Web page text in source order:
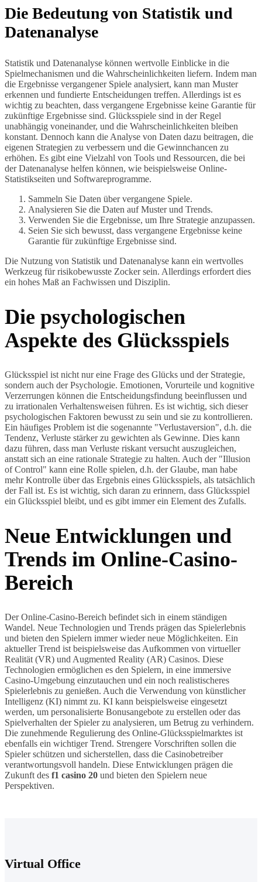
Die Bedeutung von Statistik und
Datenanalyse
Statistik und Datenanalyse können wertvolle Einblicke in die
Spielmechanismen und die Wahrscheinlichkeiten liefern. Indem man
die Ergebnisse vergangener Spiele analysiert, kann man Muster
erkennen und fundierte Entscheidungen treffen. Allerdings ist es
wichtig zu beachten, dass vergangene Ergebnisse keine Garantie für
zukünftige Ergebnisse sind. Glücksspiele sind in der Regel
unabhängig voneinander, und die Wahrscheinlichkeiten bleiben
konstant. Dennoch kann die Analyse von Daten dazu beitragen, die
eigenen Strategien zu verbessern und die Gewinnchancen zu
erhöhen. Es gibt eine Vielzahl von Tools und Ressourcen, die bei
der Datenanalyse helfen können, wie beispielsweise Online-
Statistikseiten und Softwareprogramme.
Sammeln Sie Daten über vergangene Spiele.
Analysieren Sie die Daten auf Muster und Trends.
Verwenden Sie die Ergebnisse, um Ihre Strategie anzupassen.
Seien Sie sich bewusst, dass vergangene Ergebnisse keine
Garantie für zukünftige Ergebnisse sind.
Die Nutzung von Statistik und Datenanalyse kann ein wertvolles
Werkzeug für risikobewusste Zocker sein. Allerdings erfordert dies
ein hohes Maß an Fachwissen und Disziplin.
Die psychologischen
Aspekte des Glücksspiels
Glücksspiel ist nicht nur eine Frage des Glücks und der Strategie,
sondern auch der Psychologie. Emotionen, Vorurteile und kognitive
Verzerrungen können die Entscheidungsfindung beeinflussen und
zu irrationalen Verhaltensweisen führen. Es ist wichtig, sich dieser
psychologischen Faktoren bewusst zu sein und sie zu kontrollieren.
Ein häufiges Problem ist die sogenannte "Verlustaversion", d.h. die
Tendenz, Verluste stärker zu gewichten als Gewinne. Dies kann
dazu führen, dass man Verluste riskant versucht auszugleichen,
anstatt sich an eine rationale Strategie zu halten. Auch der "Illusion
of Control" kann eine Rolle spielen, d.h. der Glaube, man habe
mehr Kontrolle über das Ergebnis eines Glücksspiels, als tatsächlich
der Fall ist. Es ist wichtig, sich daran zu erinnern, dass Glücksspiel
ein Glücksspiel bleibt, und es gibt immer ein Element des Zufalls.
Neue Entwicklungen und
Trends im Online-Casino-
Bereich
Der Online-Casino-Bereich befindet sich in einem ständigen
Wandel. Neue Technologien und Trends prägen das Spielerlebnis
und bieten den Spielern immer wieder neue Möglichkeiten. Ein
aktueller Trend ist beispielsweise das Aufkommen von virtueller
Realität (VR) und Augmented Reality (AR) Casinos. Diese
Technologien ermöglichen es den Spielern, in eine immersive
Casino-Umgebung einzutauchen und ein noch realistischeres
Spielerlebnis zu genießen. Auch die Verwendung von künstlicher
Intelligenz (KI) nimmt zu. KI kann beispielsweise eingesetzt
werden, um personalisierte Bonusangebote zu erstellen oder das
Spielverhalten der Spieler zu analysieren, um Betrug zu verhindern.
Die zunehmende Regulierung des Online-Glücksspielmarktes ist
ebenfalls ein wichtiger Trend. Strengere Vorschriften sollen die
Spieler schützen und sicherstellen, dass die Casinobetreiber
verantwortungsvoll handeln. Diese Entwicklungen prägen die
Zukunft des f1 casino 20 und bieten den Spielern neue
Perspektiven.
Virtual Office